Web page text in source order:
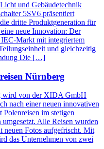
und Gebäudetechnik
5SV6 präsentiert
dritte Produktgeneration für
neue Innovation: Der
Markt mit integriertem
und gleichzeitig
Die […]
Nürnberg
wird von der XIDA GmbH
nach einer neuen innovativen
im stetigen
Alle Reisen wurden
neuen Fotos aufgefrischt. Mit
das Unternehmen von zwei